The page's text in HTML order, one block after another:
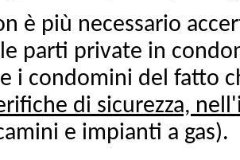
è più necessario
parti private in
i condomini del fatto
di sicurezza,
e impianti a gas).